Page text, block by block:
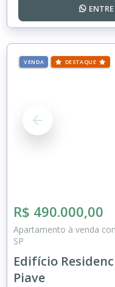
VENDA DESTAQUE
R$ 490.000,00
Apartamento à venda
SP
Edifício
Piave